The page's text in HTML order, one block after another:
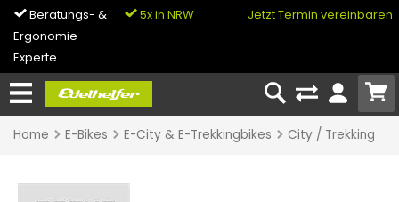
Beratungs- &
Ergonomie-
Experte
5x in NRW
0% Finanzierung
Jetzt Termin vereinbaren
Home E-Bikes E-City & E-Trekkingbikes City / Trekking